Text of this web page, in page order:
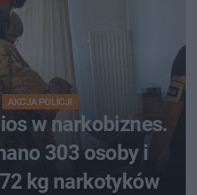
AKCJA POLICJI
w narkobiznes.
osoby i
kg narkotyków